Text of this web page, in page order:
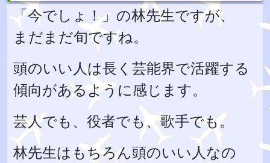
「今でしょ！」の林先生ですが、
まだまだ旬ですね。
頭のいい人は長く芸能界で活躍する
傾向があるように感じます。
芸人でも、役者でも、歌手でも。
林先生はもちろん頭のいい人なの